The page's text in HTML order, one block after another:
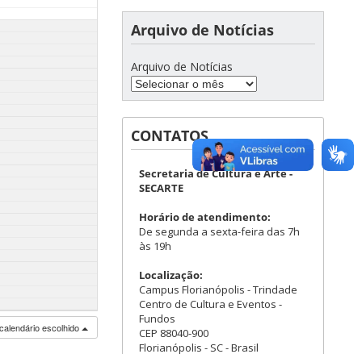
escolhido
Arquivo de Notícias
Arquivo de Notícias
CONTATOS
Secretaria de Cultura e Arte -
SECARTE
Horário de atendimento:
De segunda a sexta-feira das 7h
às 19h
Localização:
Campus Florianópolis - Trindade
Centro de Cultura e Eventos -
Fundos
CEP 88040-900
Florianópolis - SC - Brasil